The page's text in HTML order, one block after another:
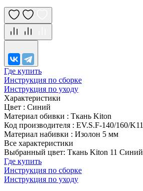
Где купить
Инструкция по сборке
Инструкция по уходу
Характеристики
Цвет : Синий
Материал обивки : Ткань Kiton
Код производителя : EV.S.F-140/160/K11
Материал набивки : Изолон 5 мм
Все характеристики
Выбранный цвет: Ткань Kiton 11 Синий
Где купить
Инструкция по сборке
Инструкция по уходу